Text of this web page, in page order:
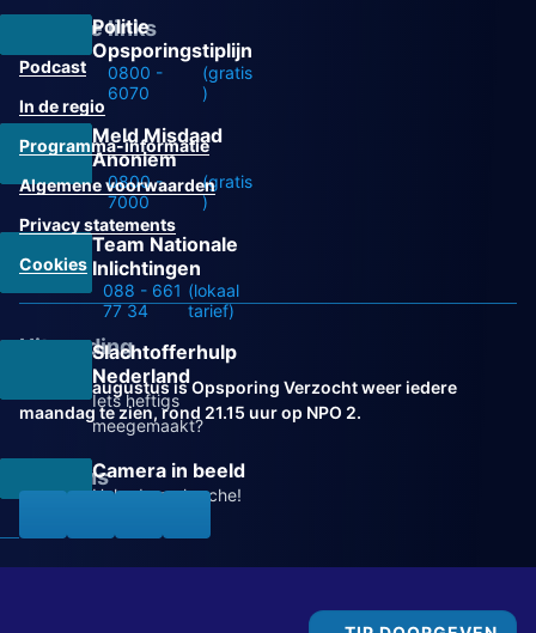
Politie
Opsporingstiplijn
0800 -
6070
(gratis
)
Meld Misdaad
Anoniem
0800 -
7000
(gratis
)
Team Nationale
Inlichtingen
088 - 661
77 34
(lokaal
tarief)
Slachtofferhulp
Nederland
Iets heftigs
meegemaakt?
Camera in beeld
Help de recherche!
Overige links
Podcast
In de regio
Programma-informatie
Algemene voorwaarden
Privacy statements
Cookies
Uitzending
Vanaf 31 augustus is Opsporing Verzocht weer iedere
maandag te zien, rond 21.15 uur op NPO 2.
Volg ons